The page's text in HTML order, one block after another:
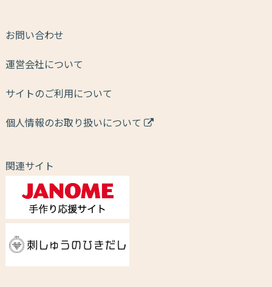
お問い合わせ
運営会社について
サイトのご利用について
個人情報のお取り扱いについて
関連サイト